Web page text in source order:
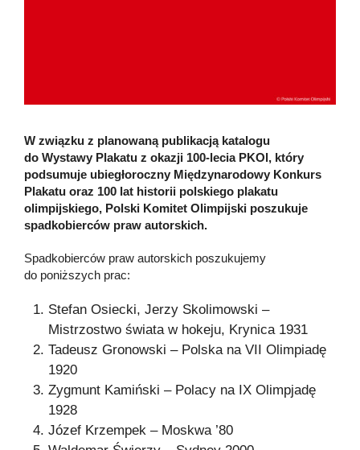
W związku z planowaną publikacją katalogu
do Wystawy Plakatu z okazji 100-lecia PKOl, który
podsumuje ubiegłoroczny Międzynarodowy Konkurs
Plakatu oraz 100 lat historii polskiego plakatu
olimpijskiego, Polski Komitet Olimpijski poszukuje
spadkobierców praw autorskich.
Spadkobierców praw autorskich poszukujemy
do poniższych prac:
Stefan Osiecki, Jerzy Skolimowski –
Mistrzostwo świata w hokeju, Krynica 1931
Tadeusz Gronowski – Polska na VII Olimpiadę
1920
Zygmunt Kamiński – Polacy na IX Olimpjadę
1928
Józef Krzempek – Moskwa ’80